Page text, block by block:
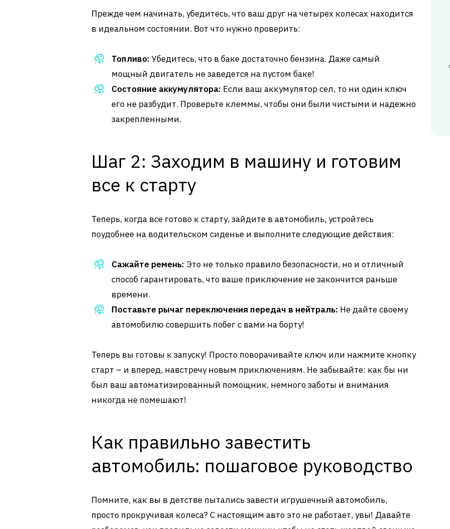
Прежде чем начинать, убедитесь, что ваш друг на четырех колесах находится
в идеальном состоянии. Вот что нужно проверить:
Топливо: Убедитесь, что в баке достаточно бензина. Даже самый
мощный двигатель не заведется на пустом баке!
Состояние аккумулятора: Если ваш аккумулятор сел, то ни один ключ
его не разбудит. Проверьте клеммы, чтобы они были чистыми и надежно
закрепленными.
Шаг 2: Заходим в машину и готовим
все к старту
Теперь, когда все готово к старту, зайдите в автомобиль, устройтесь
поудобнее на водительском сиденье и выполните следующие действия:
Сажайте ремень: Это не только правило безопасности, но и отличный
способ гарантировать, что ваше приключение не закончится раньше
времени.
Поставьте рычаг переключения передач в нейтраль: Не дайте своему
автомобилю совершить побег с вами на борту!
Теперь вы готовы к запуску! Просто поворачивайте ключ или нажмите кнопку
старт – и вперед, навстречу новым приключениям. Не забывайте: как бы ни
был ваш автоматизированный помощник, немного заботы и внимания
никогда не помешают!
Как правильно завестить
автомобиль: пошаговое руководство
Помните, как вы в детстве пытались завести игрушечный автомобиль,
просто прокручивая колеса? С настоящим авто это не работает, увы! Давайте